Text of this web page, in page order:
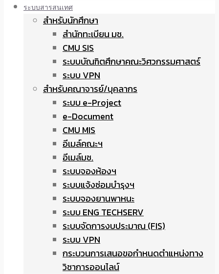
ระบบสารสนเทศ
สำหรับนักศึกษา
สำนักทะเบียน มช.
CMU SIS
ระบบบัณฑิตศึกษาคณะวิศวกรรมศาสตร์
ระบบ VPN
สำหรับคณาจารย์/บุคลากร
ระบบ e-Project
e-Document
CMU MIS
อีเมล์คณะฯ
อีเมล์มช.
ระบบจองห้องฯ
ระบบแจ้งซ่อมบำรุงฯ
ระบบจองยานพาหนะ
ระบบ ENG TECHSERV
ระบบจัดการงบประมาณ (FIS)
ระบบ VPN
กระบวนการเสนอขอกำหนดตำแหน่งทาง
วิชาการออนไลน์